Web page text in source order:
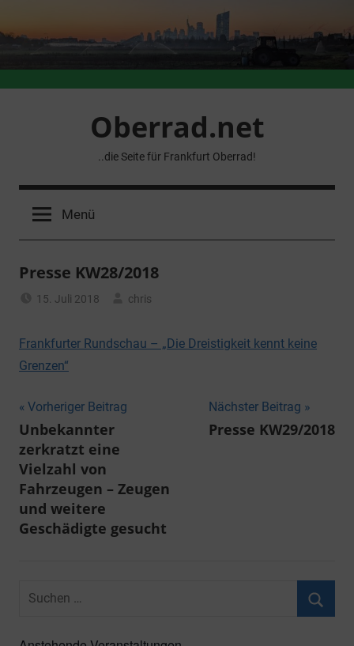
Inhalt
springen
Oberrad.net
..die Seite für Frankfurt Oberrad!
Menü
Presse KW28/2018
15. Juli 2018
chris
Frankfurter Rundschau – „Die Dreistigkeit kennt keine
Grenzen“
Beitragsnavigation
Vorheriger Beitrag
Unbekannter
zerkratzt eine
Vielzahl von
Fahrzeugen – Zeugen
und weitere
Geschädigte gesucht
Nächster Beitrag
Presse KW29/2018
Suchen